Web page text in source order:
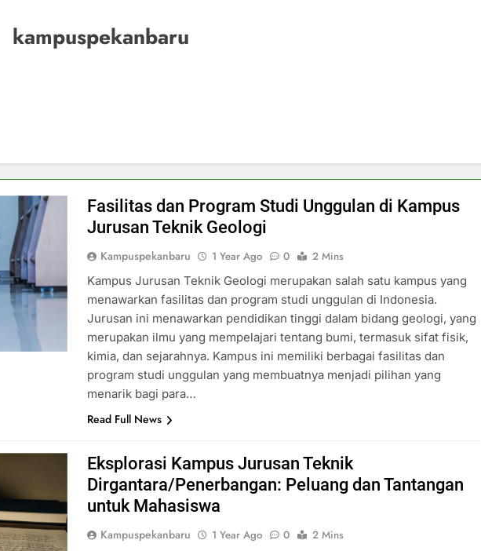
kampuspekanbaru
Fasilitas dan Program Studi Unggulan di Kampus
Jurusan Teknik Geologi
Kampuspekanbaru 1 Year Ago 0
2 Mins
Kampus Jurusan Teknik Geologi merupakan salah satu kampus yang
menawarkan fasilitas dan program studi unggulan di Indonesia.
Jurusan ini menawarkan pendidikan tinggi dalam bidang geologi, yang
merupakan ilmu yang mempelajari tentang bumi, termasuk sifat fisik,
kimia, dan sejarahnya. Kampus ini memiliki berbagai fasilitas dan
program studi unggulan yang membuatnya menjadi pilihan yang
menarik bagi para…
Read Full News
Eksplorasi Kampus Jurusan Teknik
Dirgantara/Penerbangan: Peluang dan Tantangan
untuk Mahasiswa
Kampuspekanbaru 1 Year Ago 0
2 Mins